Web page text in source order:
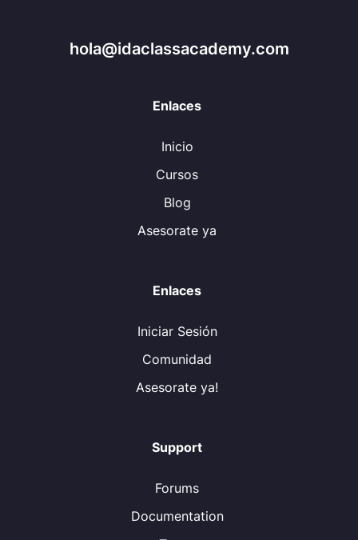
hola@idaclassacademy.com
Enlaces
Inicio
Cursos
Blog
Asesorate ya
Enlaces
Iniciar Sesión
Comunidad
Asesorate ya!
Support
Forums
Documentation